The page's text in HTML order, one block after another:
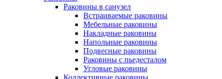
Раковины в санузел
Встраиваемые раковины
Мебельные раковины
Накладные раковины
Напольные раковины
Подвесные раковины
Раковины с пьедесталом
Угловые раковины
Коллективные раковины